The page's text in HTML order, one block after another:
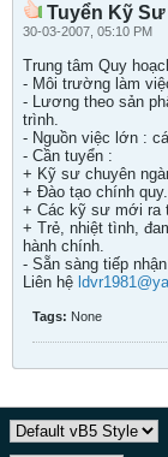
Tuyển Kỹ
30-03-2007, 05:10 PM
Trung tâm Quy
- Môi trường làm
- Lương theo sản
trình.
- Nguồn việc lớn :
- Cần tuyển :
+ Kỹ sư chuyên
+ Đào tạo chính quy.
+ Các kỹ sư mới ra
+ Trẻ, nhiệt tình,
hành chính.
- Sẵn sàng tiếp
Liên hệ
Tags: None